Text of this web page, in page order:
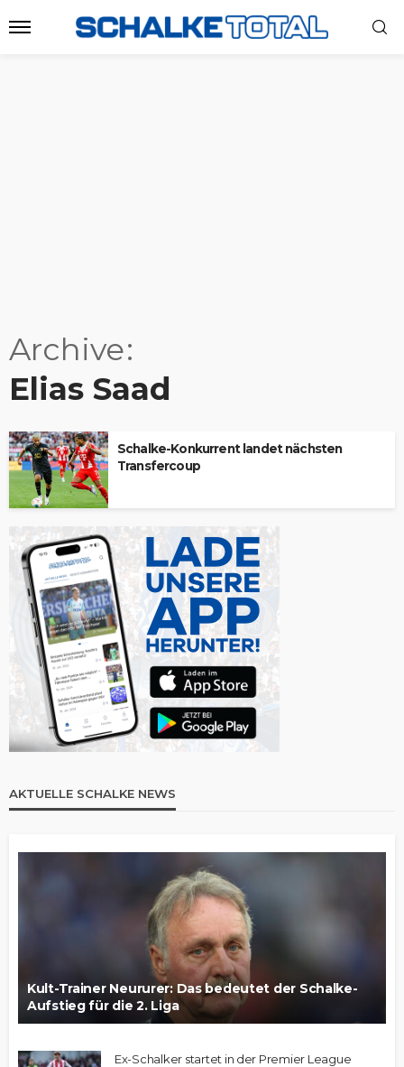
Archive
Elias Saad
Schalke-Konkurrent landet nächsten
Transfercoup
AKTUELLE SCHALKE NEWS
Kult-Trainer Neururer: Das bedeutet der Schalke-
Aufstieg für die 2. Liga
Ex-Schalker startet in der Premier League